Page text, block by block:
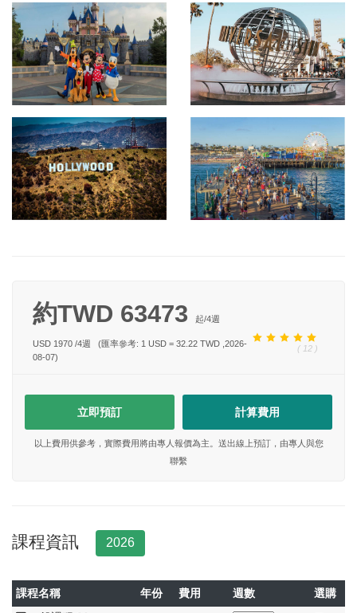
約TWD 63473 起/4週
USD 1970 /4週 ( 12 )
(匯率參考: 1 USD = 32.22 TWD ,2026-
08-07)
立即預訂 計算費用
以上費用供參考，實際費用將由專人報價為主。送出線上預訂，由專人與您
聯繫
課程資訊 2026
課程名稱 年份 費用 週數
選購